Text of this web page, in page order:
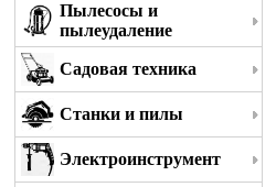
Пылесосы и
пылеудаление
Садовая техника
Станки и пилы
Электроинструмент